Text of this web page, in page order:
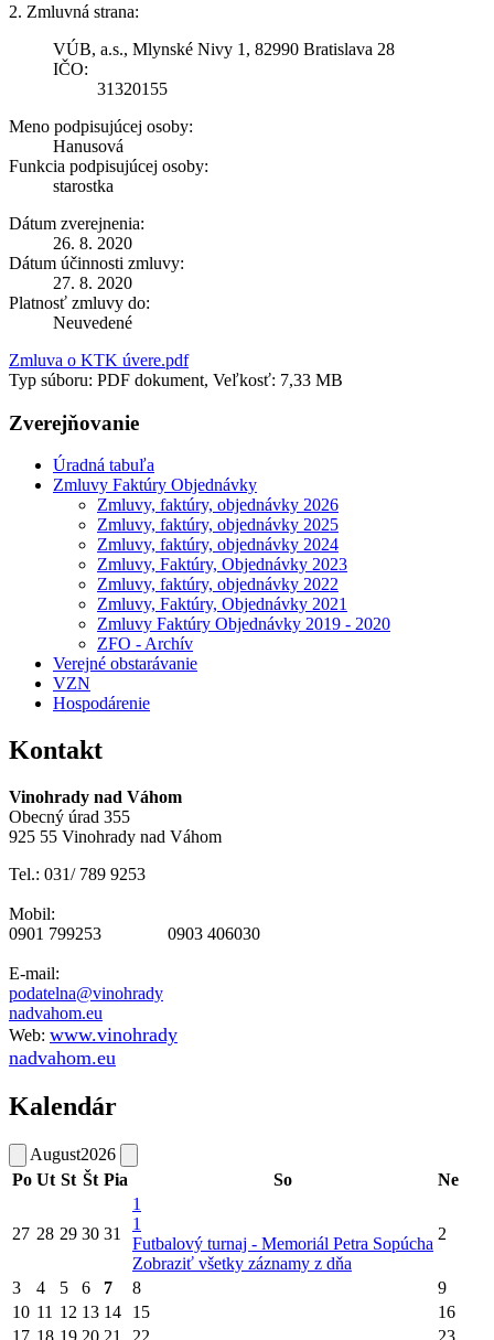
2. Zmluvná strana:
VÚB, a.s., Mlynské Nivy 1, 82990 Bratislava 28
IČO:
31320155
Meno podpisujúcej osoby:
Hanusová
Funkcia podpisujúcej osoby:
starostka
Dátum zverejnenia:
26. 8. 2020
Dátum účinnosti zmluvy:
27. 8. 2020
Platnosť zmluvy do:
Neuvedené
Zmluva o KTK úvere.pdf
Typ súboru: PDF dokument, Veľkosť: 7,33 MB
Zverejňovanie
Úradná tabuľa
Zmluvy Faktúry Objednávky
Zmluvy, faktúry, objednávky 2026
Zmluvy, faktúry, objednávky 2025
Zmluvy, faktúry, objednávky 2024
Zmluvy, Faktúry, Objednávky 2023
Zmluvy, faktúry, objednávky 2022
Zmluvy, Faktúry, Objednávky 2021
Zmluvy Faktúry Objednávky 2019 - 2020
ZFO - Archív
Verejné obstarávanie
VZN
Hospodárenie
Kontakt
Vinohrady nad Váhom
Obecný úrad 355
925 55 Vinohrady nad Váhom
Tel.: 031/ 789 9253
Mobil:
0901 799253 0903 406030
E-mail:
podatelna@vinohrady
nadvahom.eu
Web: www.vinohrady
nadvahom.eu
Kalendár
August2026
Po Ut St Št Pia So Ne
27 28 29 30 31
1
1
Futbalový turnaj - Memoriál Petra Sopúcha
Zobraziť všetky záznamy z dňa
2
3 4 5 6 7 8
9
10 11 12 13 14 15
16
17 18 19 20 21 22 23